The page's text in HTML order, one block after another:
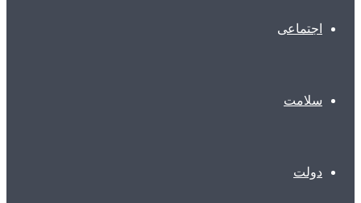
اجتماعی
سلامت
دولت